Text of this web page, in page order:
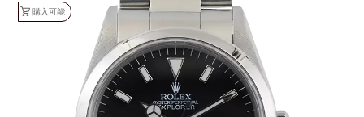
購入可能